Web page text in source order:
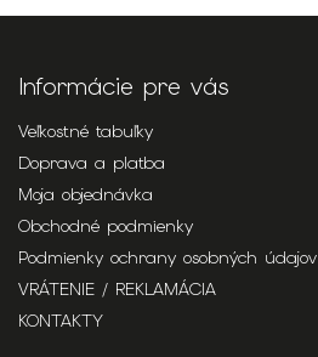
Informácie pre vás
Veľkostné tabuľky
Doprava a platba
Moja objednávka
Obchodné podmienky
Podmienky ochrany osobných údajov
VRÁTENIE / REKLAMÁCIA
KONTAKTY